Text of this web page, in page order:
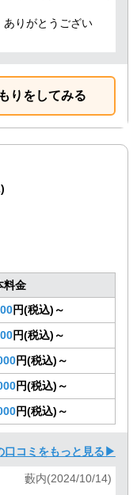
ありがとうござい
りをしてみる
料金
円(税込)～
円(税込)～
円(税込)～
円(税込)～
円(税込)～
口コミをもっと見る▶
藪内(2024/10/14)